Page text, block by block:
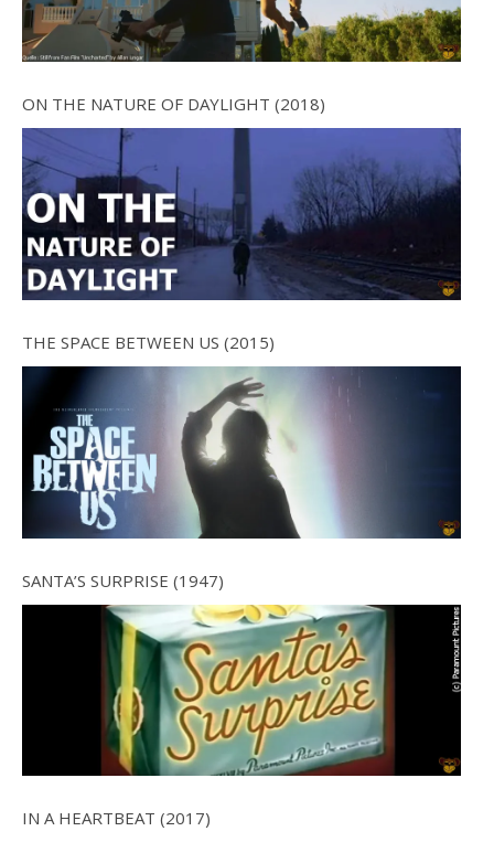
ON THE NATURE OF DAYLIGHT (2018)
THE SPACE BETWEEN US (2015)
SANTA’S SURPRISE (1947)
IN A HEARTBEAT (2017)